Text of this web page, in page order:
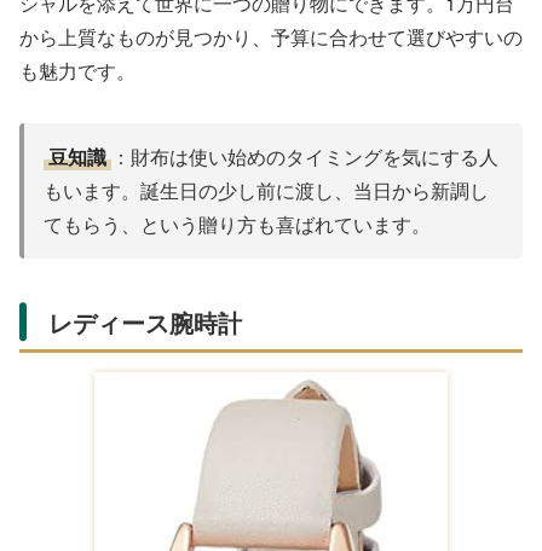
から上質なものが見つかり、予算に合わせて選びやすいの
も魅力です。
豆知識 ：財布は使い始めのタイミングを気にする人
もいます。誕生日の少し前に渡し、当日から新調し
てもらう、という贈り方も喜ばれています。
レディース腕時計